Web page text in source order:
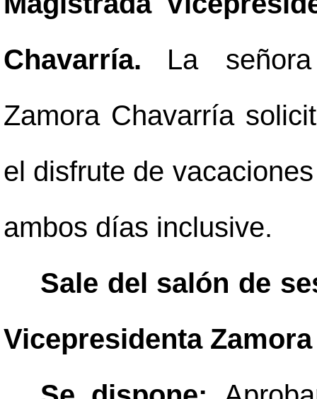
Chavarría.
La
Zamora Chavarría
el disfrute de
ambos días inclusive.
Sale del salón de
Vicepresidenta